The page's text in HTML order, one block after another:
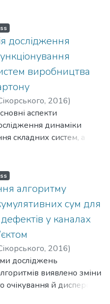
перспективи
та ефективного
результатів.
екструдера для
а також за
та шнека. Модель
вплив кожного з
динамічну
складу полімеру
дослідження
виробництва
, 2016)
аспекти
динаміки
складних систем, а
підходу до вирішення
виробництва паперу
імітаційного
допомогою
динаміку
в
з використанням
описів і
системи.
алгоритму
сум для
у каналах
, 2016)
; Миленький, В. В.
досліджень
виявлено зміни
й дисперсії
що дозволяє